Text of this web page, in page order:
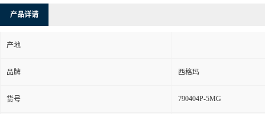
产品详请
产地
品牌 西格玛
货号 790404P-5MG